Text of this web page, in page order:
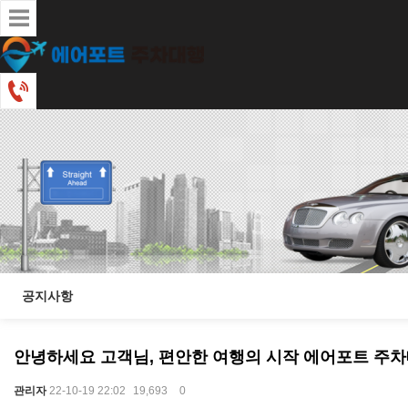
공지사항
안녕하세요 고객님, 편안한 여행의 시작 에어포트 주
관리자 22-10-19 22:02 19,693 0